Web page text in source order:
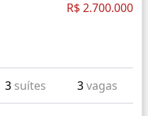
R$ 2.700.000
3 suítes 3vagas